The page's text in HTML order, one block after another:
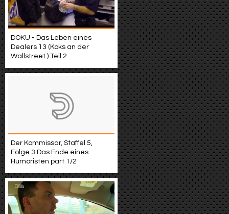
DOKU - Das Leben eines
Dealers 13 (Koks an der
Wallstreet ) Teil 2
Der Kommissar, Staffel 5,
Folge 3 Das Ende eines
Humoristen part 1/2